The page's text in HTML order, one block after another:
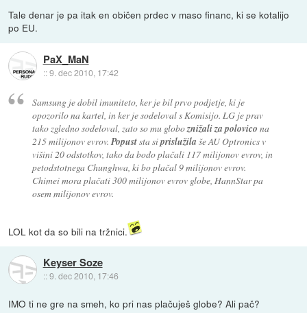
Tale denar je pa itak en običen prdec v maso financ, ki se kotalijo
po EU.
PaX_MaN
::9. dec 2010, 17:42
Samsung je dobil imuniteto, ker je bil prvo podjetje, ki je
opozorilo na kartel, in ker je sodeloval s Komisijo. LG je prav
tako zgledno sodeloval, zato so mu globoznižali za polovico na
215 milijonov evrov. Popuststa siprislužila še AU Optronics v
višini 20 odstotkov, tako da bodo plačali 117 milijonov evrov, in
petodstotnega Chunghwa, ki bo plačal 9 milijonov evrov.
Chimei mora plačati 300 milijonov evrov globe, HannStar pa
osem milijonov evrov.
LOL kot da so bili na tržnici.
Keyser Soze
::9. dec 2010, 17:46
IMO ti ne gre na smeh, ko pri nas plačuješ globe? Ali pač?